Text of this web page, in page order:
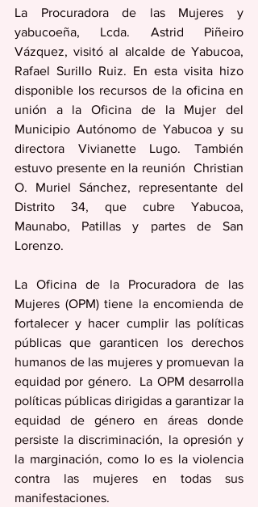
La Procuradora de las Mujeres y
yabucoeña, Lcda. Astrid Piñeiro
Vázquez, visitó al alcalde de Yabucoa,
Rafael Surillo Ruiz. En esta visita hizo
disponible los recursos de la oficina en
unión a la Oficina de la Mujer del
Municipio Autónomo de Yabucoa y su
directora Vivianette Lugo. También
estuvo presente en la reunión  Christian
O. Muriel Sánchez, representante del
Distrito 34, que cubre Yabucoa,
Maunabo, Patillas y partes de San
Lorenzo.
La Oficina de la Procuradora de las
Mujeres (OPM) tiene la encomienda de
fortalecer y hacer cumplir las políticas
públicas que garanticen los derechos
humanos de las mujeres y promuevan la
equidad por género.  La OPM desarrolla
políticas públicas dirigidas a garantizar la
equidad de género en áreas donde
persiste la discriminación, la opresión y
la marginación, como lo es la violencia
contra las mujeres en todas sus
manifestaciones.